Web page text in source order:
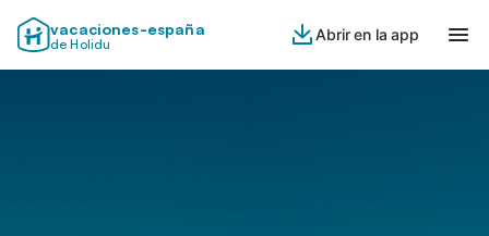
vacaciones-españa
de Holidu
Abrir en la app